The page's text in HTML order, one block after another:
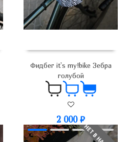
Фидбег it’s my!bike Зебра
голубой
2 000₽